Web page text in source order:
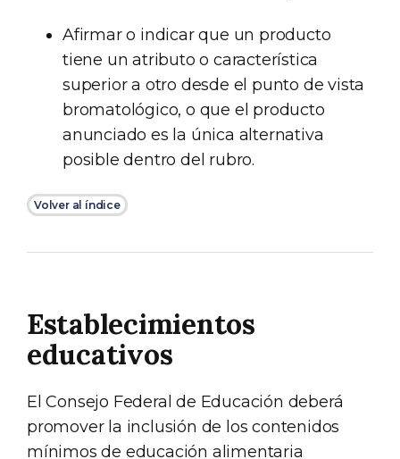
Afirmar o indicar que un producto
tiene un atributo o característica
superior a otro desde el punto de vista
bromatológico, o que el producto
anunciado es la única alternativa
posible dentro del rubro.
Volver al índice
Establecimientos
educativos
El Consejo Federal de Educación deberá
promover la inclusión de los contenidos
mínimos de educación alimentaria